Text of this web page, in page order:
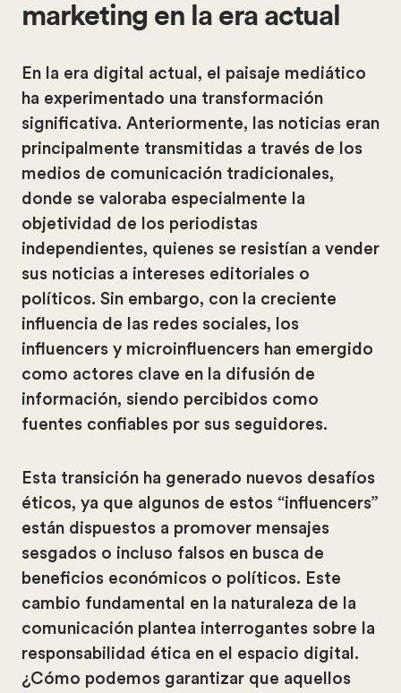
marketing en la era actual
En la era digital actual, el paisaje mediático
ha experimentado una transformación
significativa. Anteriormente, las noticias eran
principalmente transmitidas a través de los
medios de comunicación tradicionales,
donde se valoraba especialmente la
objetividad de los periodistas
independientes, quienes se resistían a vender
sus noticias a intereses editoriales o
políticos. Sin embargo, con la creciente
influencia de las redes sociales, los
influencers y microinfluencers han emergido
como actores clave en la difusión de
información, siendo percibidos como
fuentes confiables por sus seguidores.
Esta transición ha generado nuevos desafíos
éticos, ya que algunos de estos “influencers”
están dispuestos a promover mensajes
sesgados o incluso falsos en busca de
beneficios económicos o políticos. Este
cambio fundamental en la naturaleza de la
comunicación plantea interrogantes sobre la
responsabilidad ética en el espacio digital.
¿Cómo podemos garantizar que aquellos